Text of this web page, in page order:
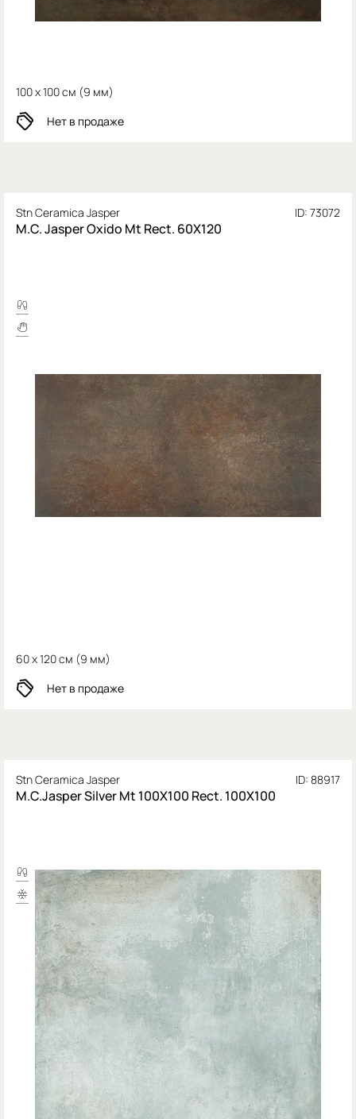
100 x 100 см (9 мм)
Нет в продаже
Stn Ceramica Jasper ID: 73072
M.C. Jasper Oxido Mt Rect. 60X120
60 x 120 см (9 мм)
Нет в продаже
Stn Ceramica Jasper ID: 88917
M.C.Jasper Silver Mt 100X100 Rect. 100X100